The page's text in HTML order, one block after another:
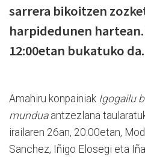
sarrera bikoitzen
harpidedunen
12:00etan bukatuko da.
Amahiru konpainiak Igogailu
mundua antzezlana
irailaren 26an, 20:00etan,
Sanchez, Iñigo Elosegi eta